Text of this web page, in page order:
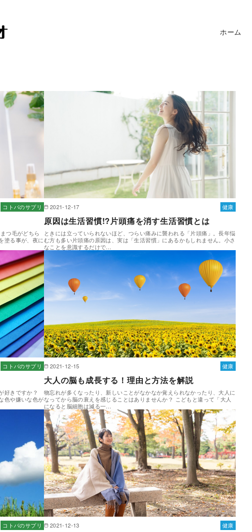
ホーム
コトバのサプリ
つ毛がどちら
塗る事が、夜に
2021-12-17 健康
原因は生活習慣!?片頭痛を消す生活習慣とは
ときには立っていられないほど、つらい痛みに襲われる「片頭痛」。長年悩
む方も多い片頭痛の原因は、実は「生活習慣」にあるかもしれません。小さ
なことを意識するだけで…
コトバのサプリ
好きですか？
色や嫌いな色が
2021-12-15 健康
大人の脳も成長する！理由と方法を解説
物忘れが多くなったり、新しいことがなかなか覚えられなかったり、大人に
なってから脳の衰えを感じることはありませんか？ こどもと違って「大人
になると脳細胞は減る一…
コトバのサプリ 2021-12-13 健康